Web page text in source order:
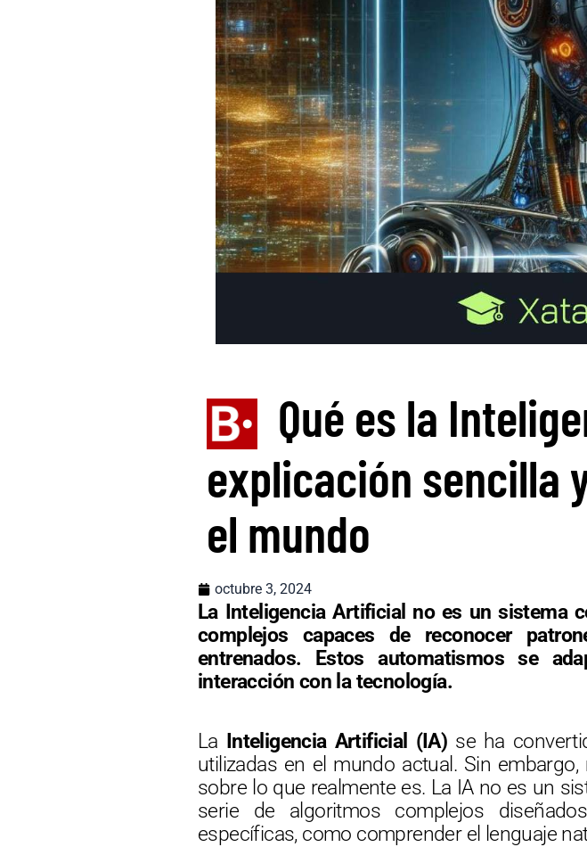
Qué es la
explicación sencilla
el mundo
octubre 3, 2024
La Inteligencia Artificial no es un sistema
complejos capaces de reconocer
entrenados. Estos automatismos se
interacción con la tecnología.
La Inteligencia Artificial (IA) se ha
utilizadas en el mundo actual. Sin
sobre lo que realmente es. La IA no es un
serie de algoritmos complejos
específicas, como comprender el lenguaje